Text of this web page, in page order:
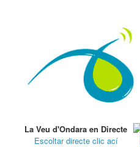
La Veu d'Ondara en Directe
Escoltar directe clic ací